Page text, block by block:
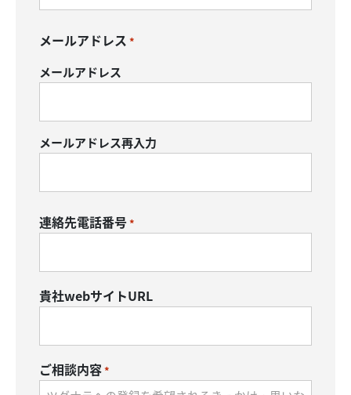
メールアドレス *
メールアドレス
メールアドレス再入力
連絡先電話番号*
貴社webサイトURL
ご相談内容*